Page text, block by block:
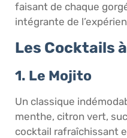
faisant de chaque
intégrante de
Les Cocktails
1. Le Mojito
Un classique
menthe, citron vert,
cocktail rafraîchissant